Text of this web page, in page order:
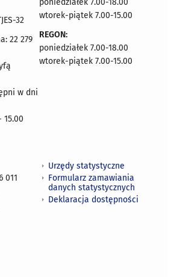
32
22 279
w dni
15.00
poniedziałek 7.00-18.00
wtorek-piątek 7.00-15.00
REGON:
poniedziałek 7.00-18.00
wtorek-piątek 7.00-15.00
011
Urzędy statystyczne
Formularz zamawiania
danych statystycznych
Deklaracja dostępności